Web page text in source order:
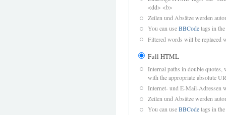
<dd> <b>
Zeilen und Absätze werden
You can useBBCodetags in
Filtered words will be replaced
Full HTML
Internal paths in double quotes,
with the appropriate absolute
Internet- und E-Mail-Adressen
Zeilen und Absätze werden
You can useBBCodetags in